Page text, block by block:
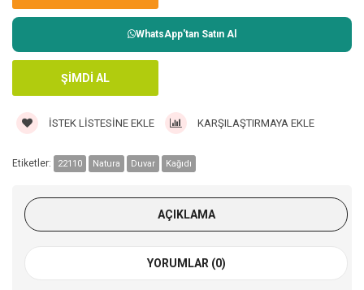
WhatsApp'tan Satın Al
İSTEK LISTESINE EKLE KARŞILAŞTIRMAYA EKLE
Etiketler: 22110 Natura Duvar Kağıdı
AÇIKLAMA
YORUMLAR (0)